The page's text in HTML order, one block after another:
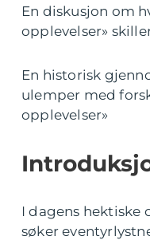
En diskusjon om
opplevelser»
En historisk
ulemper med
opplevelser»
I dagens hektiske
søker